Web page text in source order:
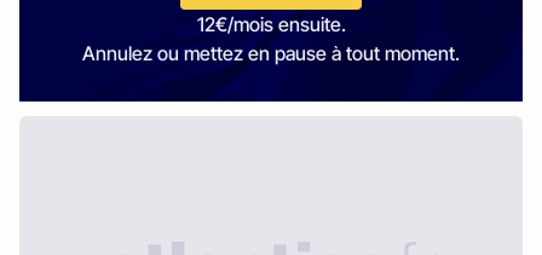
12€/mois ensuite.
Annulez ou mettez en pause à tout moment.